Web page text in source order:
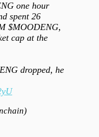
one hour
spent 26
$MOODENG,
cap at the
dropped, he